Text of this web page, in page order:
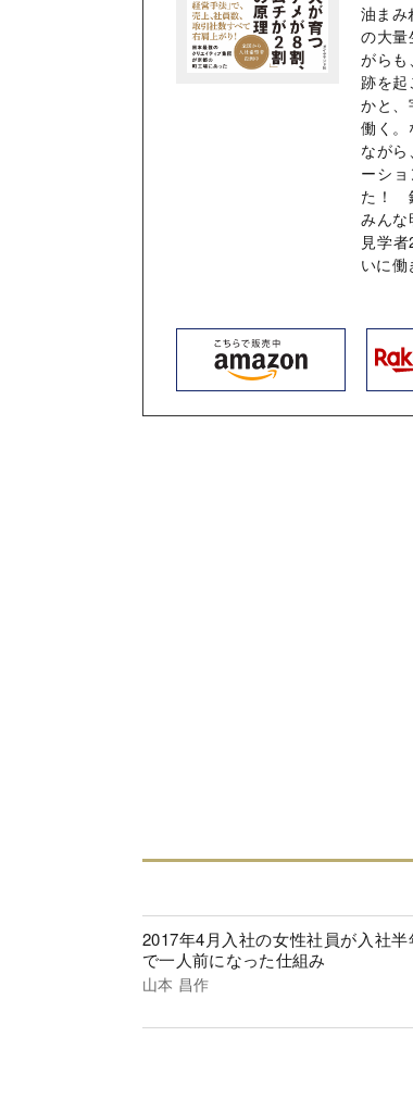
油まみ
の大量
がらも
跡を
かと、
働く
なが
ーシ
た！
みん
見学
いに働
2017年4月入社の女性社員が入社半
で一人前になった仕組み
山本 昌作